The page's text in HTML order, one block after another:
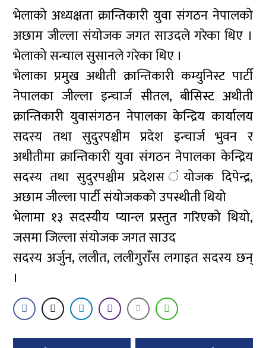
भेलाको अध्यक्षता क्रान्तिकारी युवा संगठन नेपालको
अछाम जील्ला संयोजक जगत साउदले गरेका थिए ।
भेलाको सन्चाल सुसानले गरेका थिए ।
भेलाका प्रमुख अथीती क्रान्तिकारी कम्युनिस्ट पार्टी
नेपालका जील्ला इन्चार्ज सीतल, बीसिस्ट अथीती
क्रान्तिकारी युवासंगठन नेपालका केन्द्रिय कार्यालय
सदस्य तथा सुदुरपश्चीम प्रदेश इन्चार्ज भुवन र
अथीतीमा क्रान्तिकारी युवा संगठन नेपालका केन्द्रिय
सदस्य तथा सुदुरपश्चीम प्रदेशस ंयोजक दिपेन्द्र,
अछाम जील्ला पार्टी संयोजकको उपस्थीती थियो
भेलामा १३ सदस्यीय प्यान्ल प्रस्तुत गरिएको थियो,
जसमा जिल्ला संयोजक जगत साउद
सदस्य अर्जुन, ललीत, ललीगुरांँस लगाइत सदस्य छन्
।